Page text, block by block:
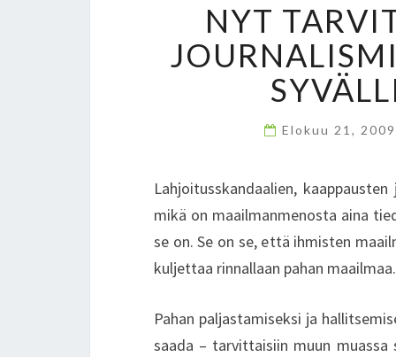
NYT
Elokuu 21,
Lahjoitusskandaalien,
mikä on maailmanmenosta aina
se on. Se on se, että ihmisten
kuljettaa rinnallaan pahan maailmaa.
Pahan paljastamiseksi ja
saada – tarvittaisiin muun muassa